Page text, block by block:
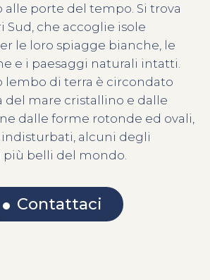
porte del tempo. Si trova
Sud, che accoglie isole
le loro spiagge bianche, le
e i paesaggi naturali intatti.
lembo di terra è circondato
del mare cristallino e dalle
dalle forme rotonde ed ovali,
alcuni degli
belli del mondo.
Contattaci